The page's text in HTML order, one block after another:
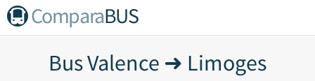
ComparaBUS
Bus Valence ➜ Limoges